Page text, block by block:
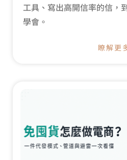
工具、寫出高開信率的信，
學會。
瞭解更